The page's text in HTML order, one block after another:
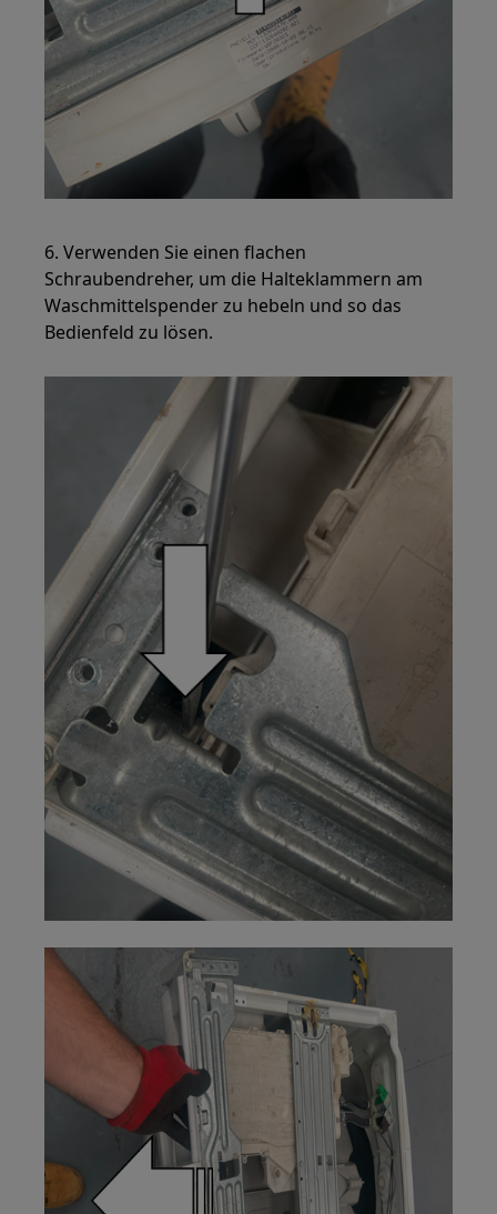
6. Verwenden Sie einen flachen
Schraubendreher, um die Halteklammern am
Waschmittelspender zu hebeln und so das
Bedienfeld zu lösen.